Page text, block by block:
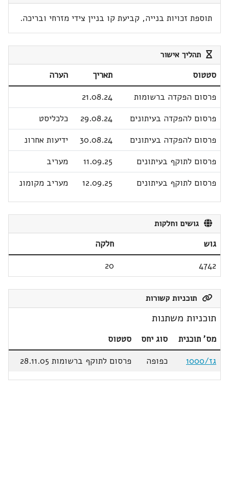
תוספת זכויות בנייה, קביעת קו בניין צידי מזרחי ובריכה.
תהליך אישור
סטטוס תאריך
הערה
פרסום הפקדה ברשומות
21.08.24
פרסום להפקדה בעיתונים
29.08.24
כלכליסט
פרסום להפקדה בעיתונים
30.08.24
ידיעות אחרונ
פרסום לתוקף בעיתונים
11.09.25
מעריב
פרסום לתוקף בעיתונים
12.09.25 מעריב מקומונ
גושים וחלקות
גוש
חלקה
4742
20
תוכניות קשורות
תוכניות משתנות
מס' תוכנית סוג יחס
סטטוס
גז/1000
כפופה פרסום לתוקף ברשומות 28.11.05